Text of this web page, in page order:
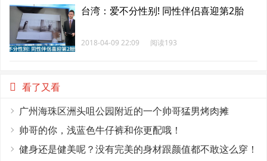
台湾：爱不分性别! 同性伴侣喜迎第2胎
2018-04-09 22:09 阅读193
看了又看
广州海珠区洲头咀公园附近的一个帅哥猛男烤肉摊
帅哥的你，浅蓝色牛仔裤和你更配哦！
健身还是健美呢？没有完美的身材跟颜值都不敢这么穿！